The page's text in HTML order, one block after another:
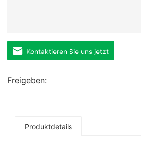
Kontaktieren Sie uns jetzt
Freigeben:
Produktdetails